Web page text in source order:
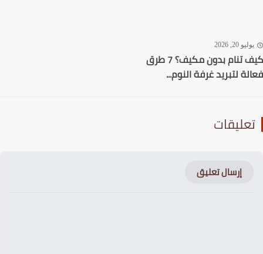
20, 2026
كيف تنام بدون مكيف؟ 7 طرق
لتبريد غرفة النوم...
إرسال تعليق